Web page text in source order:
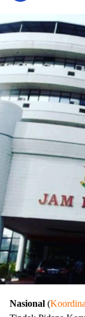
Nasional (